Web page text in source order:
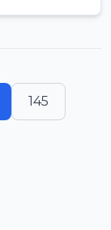
145